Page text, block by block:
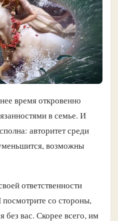
время откровенно
в семье. И
авторитет среди
возможны
ответственности
со стороны,
без вас. Скорее всего, им